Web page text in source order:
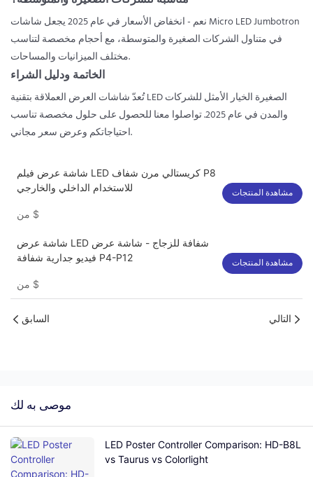
نعم - انخفاض الأسعار في عام 2025 يجعل شاشات Micro LED Jumbotron
في متناول الشركات الصغيرة والمتوسطة، مع أحجام مخصصة لتناسب
مختلف الميزانيات والمساحات.
الخاتمة ودليل الشراء
تُعدّ شاشات العرض العملاقة بتقنية LED الصغيرة الخيار الأمثل للشركات
والمدن في عام 2025. تواصلوا معنا للحصول على حلول مخصصة تناسب
احتياجاتكم وعرض سعر مجاني.
شاشة عرض فيلم LED كريستالي مرن شفاف P8
للاستخدام الداخلي والخارجي
$
مشاهدة المنتجات
شاشة عرض LED شفافة للزجاج - شاشة عرض
فيديو جدارية شفافة P4-P12
$
مشاهدة المنتجات
السابق التالي
موصى به لك
LED Poster Controller Comparison: HD-B8L
vs Taurus vs Colorlight